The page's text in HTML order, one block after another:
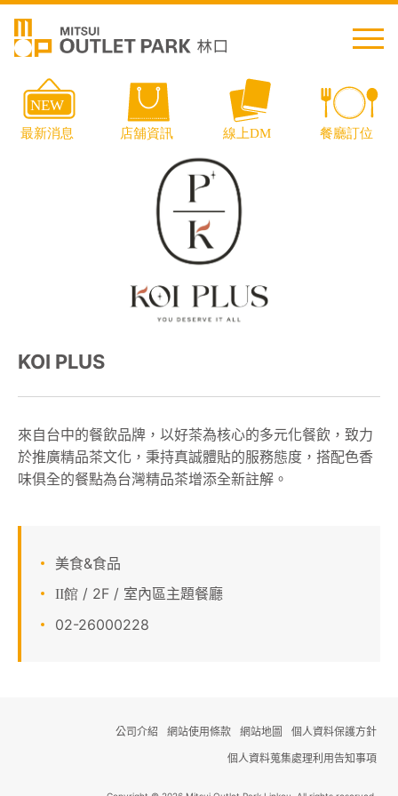
English Thai
樓層導覽
關於我們
KOI PLUS
來自台中的餐飲品牌，以好茶為核心的多元化餐飲，致力
於推廣精品茶文化，秉持真誠體貼的服務態度，搭配色香
味俱全的餐點為台灣精品茶增添全新註解。
美食&食品
II館 / 2F / 室內區主題餐廳
02-26000228
公司介紹 網站使用條款 網站地圖
個人資料保護方針
個人資料蒐集處理利用告知事項